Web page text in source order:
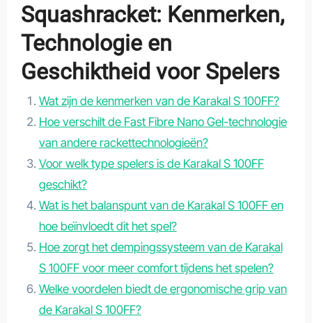
Squashracket: Kenmerken,
Technologie en
Geschiktheid voor Spelers
Wat zijn de kenmerken van de Karakal S 100FF?
Hoe verschilt de Fast Fibre Nano Gel-technologie
van andere rackettechnologieën?
Voor welk type spelers is de Karakal S 100FF
geschikt?
Wat is het balanspunt van de Karakal S 100FF en
hoe beïnvloedt dit het spel?
Hoe zorgt het dempingssysteem van de Karakal
S 100FF voor meer comfort tijdens het spelen?
Welke voordelen biedt de ergonomische grip van
de Karakal S 100FF?